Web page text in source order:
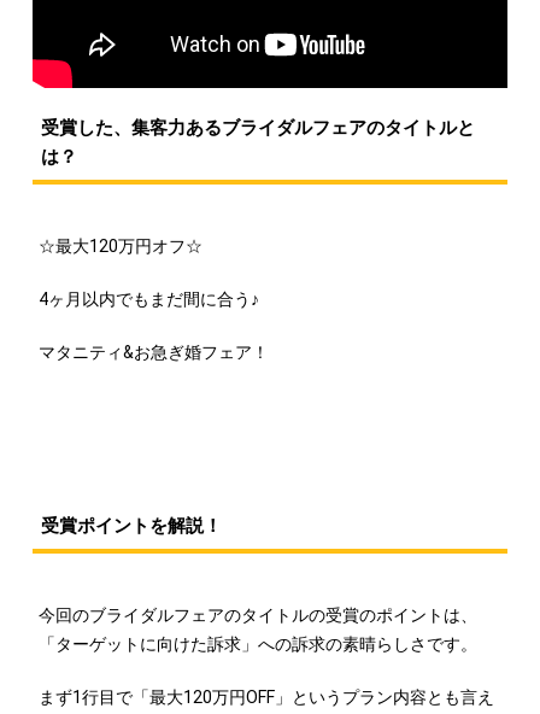
受賞した、集客力あるブライダルフェアのタイトルと
は？
☆最大120万円オフ☆
4ヶ月以内でもまだ間に合う♪
マタニティ&お急ぎ婚フェア！
受賞ポイントを解説！
今回のブライダルフェアのタイトルの受賞のポイントは、
「ターゲットに向けた訴求」への訴求の素晴らしさです。
まず1行目で「最大120万円OFF」というプラン内容とも言え